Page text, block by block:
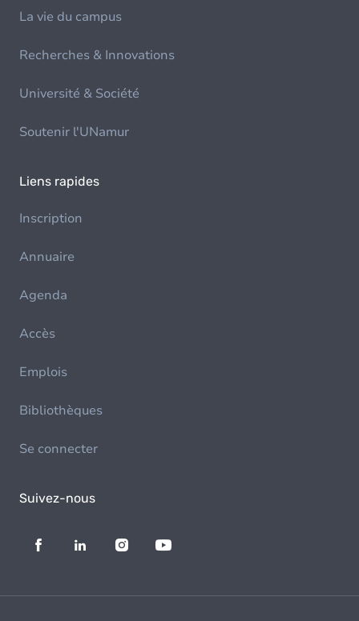
La vie du campus
Recherches & Innovations
Université & Société
Soutenir l'UNamur
Liens rapides
Inscription
Annuaire
Agenda
Accès
Emplois
Bibliothèques
Se connecter
Suivez-nous